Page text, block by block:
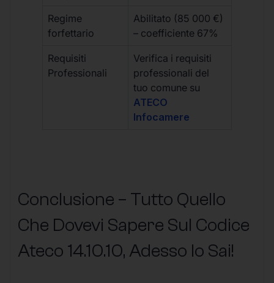
Regime
forfettario
Abilitato (85 000 €)
– coefficiente 67%
Requisiti
Professionali
Verifica i requisiti
professionali del
tuo comune su
ATECO
Infocamere
Conclusione – Tutto Quello
Che Dovevi Sapere Sul Codice
Ateco 14.10.10, Adesso lo Sai!